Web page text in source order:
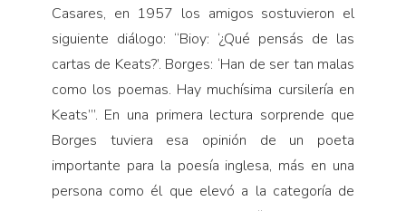
Casares, en 1957 los amigos sostuvieron el
siguiente diálogo: “Bioy: ‘¿Qué pensás de las
cartas de Keats?’. Borges: ‘Han de ser tan malas
como los poemas. Hay muchísima cursilería en
Keats’”. En una primera lectura sorprende que
Borges tuviera esa opinión de un poeta
importante para la poesía inglesa, más en una
persona como él que elevó a la categoría de